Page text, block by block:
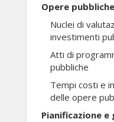
Opere pubbliche
Nuclei di
investimenti
Atti di
pubbliche
Tempi costi e
delle opere
Pianificazione